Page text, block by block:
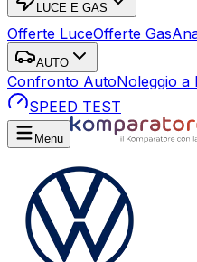
LUCE E GAS
Offerte LuceOfferte Gas
AUTO
Confronto AutoNoleggio a
SPEED TEST
Menu